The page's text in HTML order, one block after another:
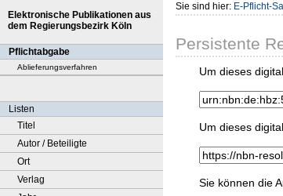
Elektronische Publikationen aus
dem Regierungsbezirk Köln
Pflichtabgabe
Ablieferungsverfahren
Listen
Titel
Autor / Beteiligte
Ort
Verlag
Sie sind hier: E-Pflicht-
Persistente
Um dieses
Um dieses
Sie können die